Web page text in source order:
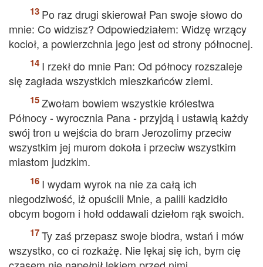
Po raz drugi skierował Pan swoje słowo do
mnie: Co widzisz? Odpowiedziałem: Widzę wrzący
kocioł, a powierzchnia jego jest od strony północnej.
I rzekł do mnie Pan: Od północy rozszaleje
się zagłada wszystkich mieszkańców ziemi.
Zwołam bowiem wszystkie królestwa
Północy - wyrocznia Pana - przyjdą i ustawią każdy
swój tron u wejścia do bram Jerozolimy przeciw
wszystkim jej murom dokoła i przeciw wszystkim
miastom judzkim.
I wydam wyrok na nie za całą ich
niegodziwość, iż opuścili Mnie, a palili kadzidło
obcym bogom i hołd oddawali dziełom rąk swoich.
Ty zaś przepasz swoje biodra, wstań i mów
wszystko, co ci rozkażę. Nie lękaj się ich, bym cię